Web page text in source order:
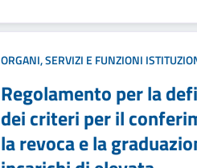
ORGANI, SERVIZI E FUNZIONI
Regolamento per la
dei criteri per il
la revoca e la